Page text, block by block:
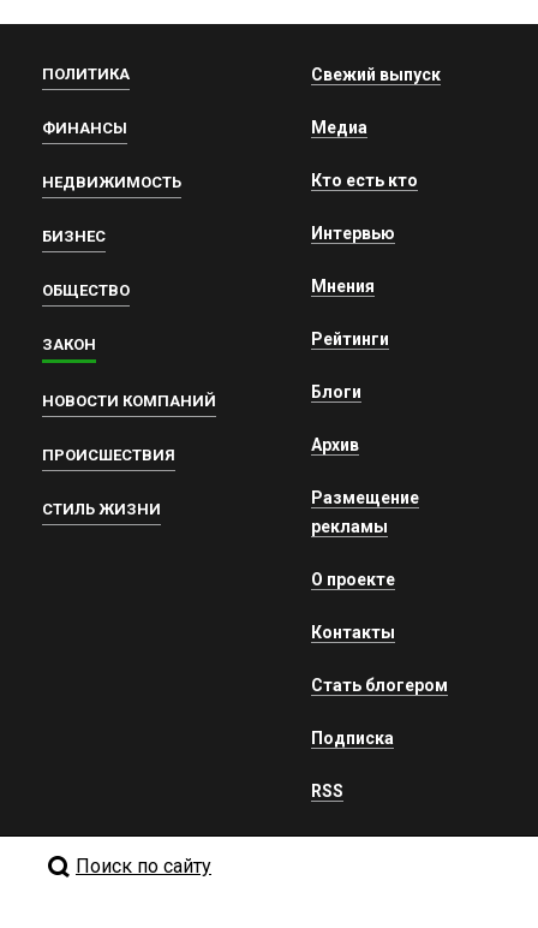
ПОЛИТИКА
ФИНАНСЫ
НЕДВИЖИМОСТЬ
БИЗНЕС
ОБЩЕСТВО
ЗАКОН
НОВОСТИ КОМПАНИЙ
ПРОИСШЕСТВИЯ
СТИЛЬ ЖИЗНИ
Свежий выпуск
Медиа
Кто есть кто
Интервью
Мнения
Рейтинги
Блоги
Архив
Размещение
рекламы
О проекте
Контакты
Стать блогером
Подписка
RSS
Поиск по сайту